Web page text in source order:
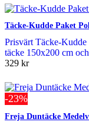
Täcke-Kudde Paket
Prisvärt Täcke-
täcke 150x200 cm
329 kr
-23%
Freja Duntäcke